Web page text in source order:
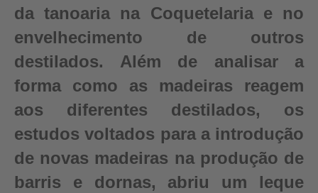
da tanoaria na Coquetelaria e no
envelhecimento de outros
destilados. Além de analisar a
forma como as madeiras reagem
aos diferentes destilados, os
estudos voltados para a introdução
de novas madeiras na produção de
barris e dornas, abriu um leque